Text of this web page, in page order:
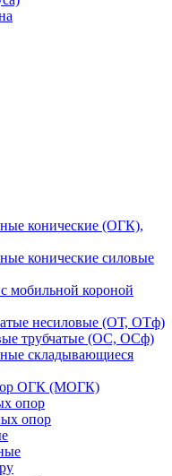
конические (ОГК),
конические силовые
мобильной короной
несиловые (ОТ, ОТф)
трубчатые (ОС, ОСф)
складывающиеся
ОГК (МОГК)
опор
опор